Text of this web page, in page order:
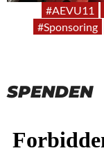
#AEVU11
#Sponsoring
SPENDEN